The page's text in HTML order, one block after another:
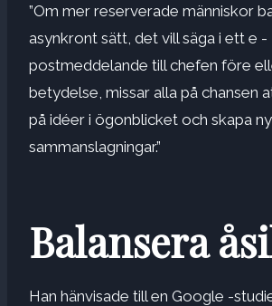
”Om mer reserverade människor
asynkront sätt, det vill säga i ett e -
postmeddelande till chefen före
betydelse, missar alla på chansen
på idéer i ögonblicket och skapa
sammanslagningar.”
Balansera
Han hänvisade till en Google -